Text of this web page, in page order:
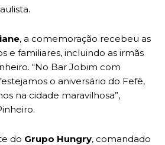
, a comemoração recebeu as
e familiares, incluindo as irmãs
“No Bar Jobim com
o aniversário do Fefê,
na cidade maravilhosa”,
do Grupo Hungry, comandado